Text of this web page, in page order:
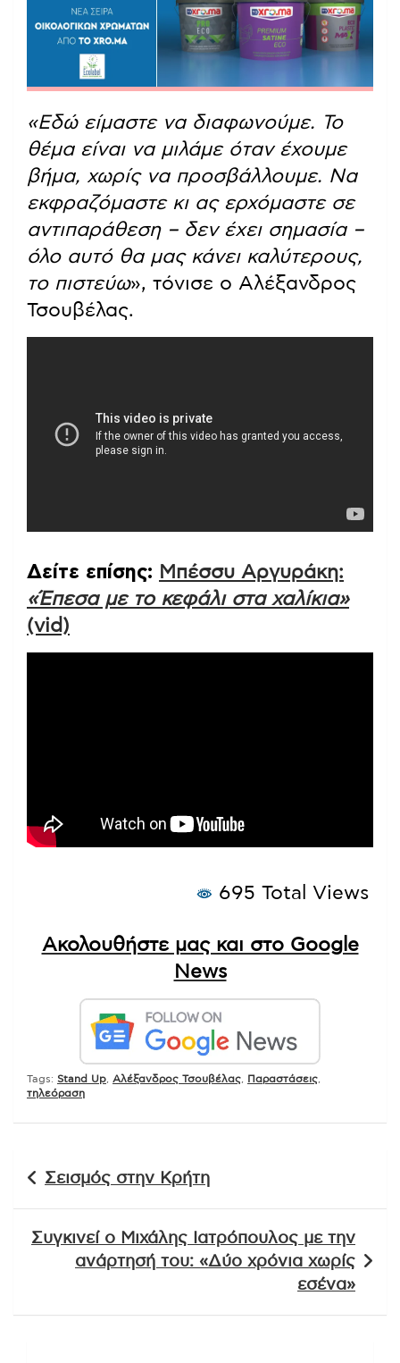
«Εδώ είμαστε να διαφωνούμε. Το
θέμα είναι να μιλάμε όταν έχουμε
βήμα, χωρίς να προσβάλλουμε. Να
εκφραζόμαστε κι ας ερχόμαστε σε
αντιπαράθεση – δεν έχει σημασία –
όλο αυτό θα μας κάνει καλύτερους,
το πιστεύω», τόνισε ο Αλέξανδρος
Τσουβέλας.
Δείτε επίσης: Μπέσσυ Αργυράκη:
«Έπεσα με το κεφάλι στα χαλίκια»
(vid)
695 Total Views
Ακολουθήστε μας και στο Google
News
Tags: Stand Up Αλέξανδρος Τσουβέλας Παραστάσεις
τηλεόραση
άρθρων
Σεισμός στην Κρήτη
Συγκινεί ο Μιχάλης Ιατρόπουλος με την
ανάρτησή του: «Δύο χρόνια χωρίς
εσένα»